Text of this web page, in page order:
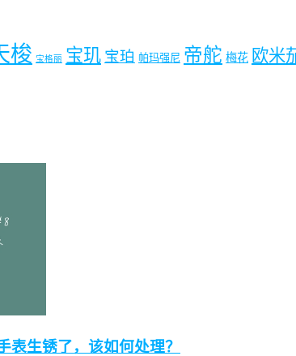
梭 宝格丽 宝玑 宝珀 帕玛强尼 帝舵 梅花 欧米
表生锈了，该如何处理？